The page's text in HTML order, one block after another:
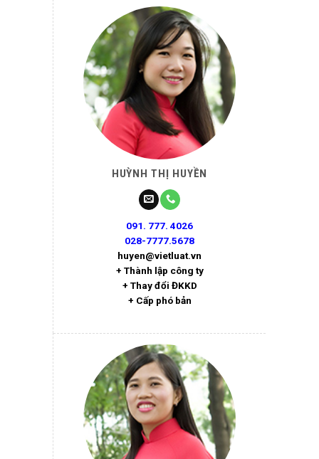
HUỲNH THỊ HUYỀN
091. 777. 4026
028-7777.5678
huyen@vietluat.vn
+ Thành lập công ty
+ Thay đổi ĐKKD
+ Cấp phó bản